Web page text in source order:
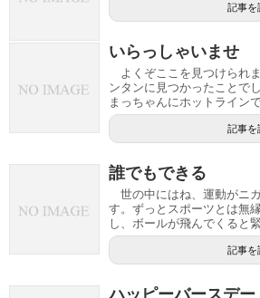
記事を
いらっしゃいませ
よくぞここを見つけられ
ンタンに見つかったこと
まっちゃんにホットライン
記事を
誰でもできる
世の中にはね、運動がニ
す。ずっとスポーツとは無
し、ボールが飛んでくると
記事を
ハッピーバースデー